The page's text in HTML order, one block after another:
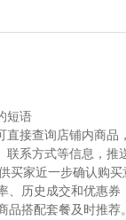
短语
直接查询店铺内商品
联系方式等信息，推
买家近一步确认购买
、历史成交和优惠券
品搭配套餐及时推荐